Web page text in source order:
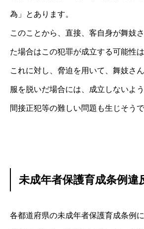
為」とあります。
このことから、直接、客自身が舞妓
た場合はこの犯罪が成立する可能性
これに対し、脅迫を用いて、舞妓さ
服を脱いだ場合には、成立しないよ
間接正犯等の難しい問題も生じそうで
未成年者保護育成条例違
各都道府県の未成年者保護育成条例